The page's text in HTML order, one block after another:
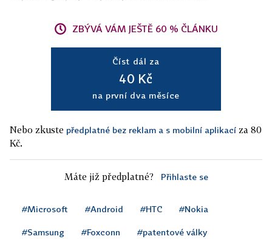
ZBÝVÁ VÁM JEŠTĚ 60 % ČLÁNKU
Číst dál za
40 Kč
na první dva měsíce
Nebo zkuste předplatné bez reklam a s mobilní aplikací za 80
Kč.
Máte již předplatné? Přihlaste se
#Microsoft #Android #HTC #Nokia
#Samsung #Foxconn #patentové války